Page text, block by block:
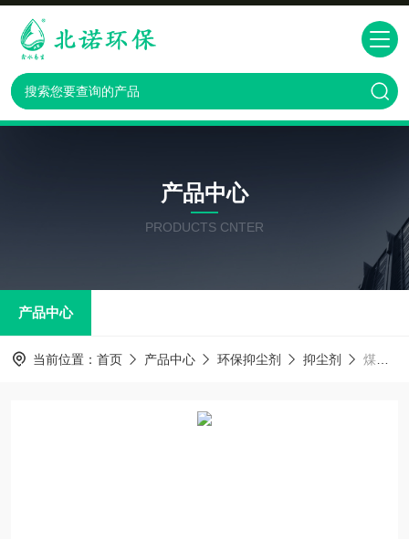
产品中心
PRODUCTS CNTER
产品中心
当前位置： 首页 产品中心 环保抑尘剂 抑尘剂 煤炭防挥发抑尘剂